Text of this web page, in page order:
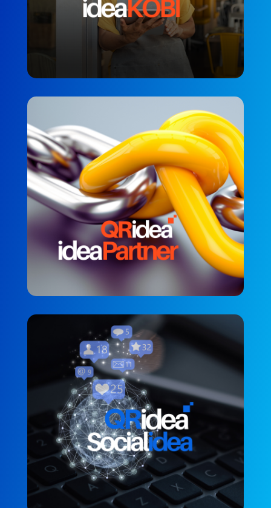
QRidea ideaPartner
PARTNER DENEYIMI
QRidea Socialidea
MÜŞTERI MEMNUNIYETI